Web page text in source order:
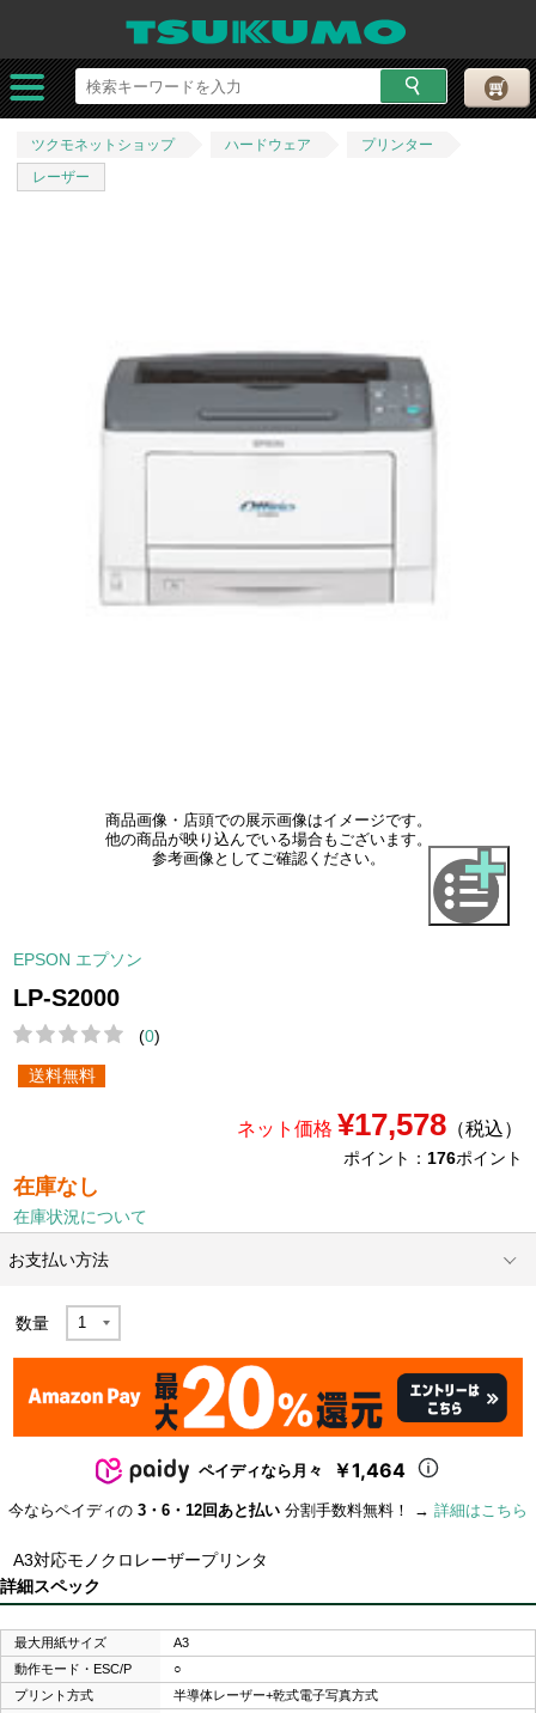
ツクモネットショップ ハードウェア
プリンター
レーザー
商品画像・店頭での展示画像はイメージです。
他の商品が映り込んでいる場合もございます。
参考画像としてご確認ください。
EPSON エプソン
LP-S2000
(0)
送料無料
ネット価格 ¥17,578（税込）
ポイント： 176ポイント
在庫なし
在庫状況について
お支払い方法
数量
ペイディなら月々 ￥1,464
今ならペイディの 3・6・12回あと払い 分割手数料無料！ → 詳細はこちら
A3対応モノクロレーザープリンタ
詳細スペック
最大用紙サイズ
A3
動作モード・ESC/P
○
プリント方式
半導体レーザー+乾式電子写真方式